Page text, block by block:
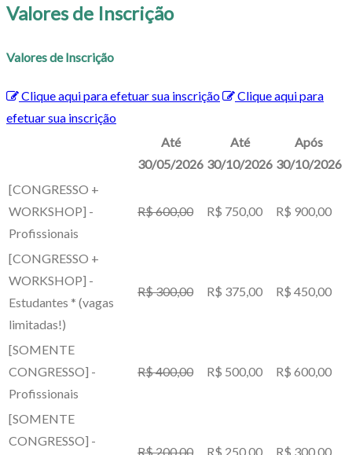
Valores de Inscrição
Valores de Inscrição
Clique aqui para efetuar sua inscrição
Clique aqui para
efetuar sua inscrição
Até
30/05/2026
Até
30/10/2026
Após
30/10/2026
[CONGRESSO +
WORKSHOP] -
Profissionais
R$ 600,00 R$ 750,00 R$ 900,00
[CONGRESSO +
WORKSHOP] -
Estudantes * (vagas
limitadas!)
R$ 300,00 R$ 375,00 R$ 450,00
[SOMENTE
CONGRESSO] -
Profissionais
R$ 400,00 R$ 500,00 R$ 600,00
[SOMENTE
CONGRESSO] -
R$ 200,00 R$ 250,00 R$ 300,00